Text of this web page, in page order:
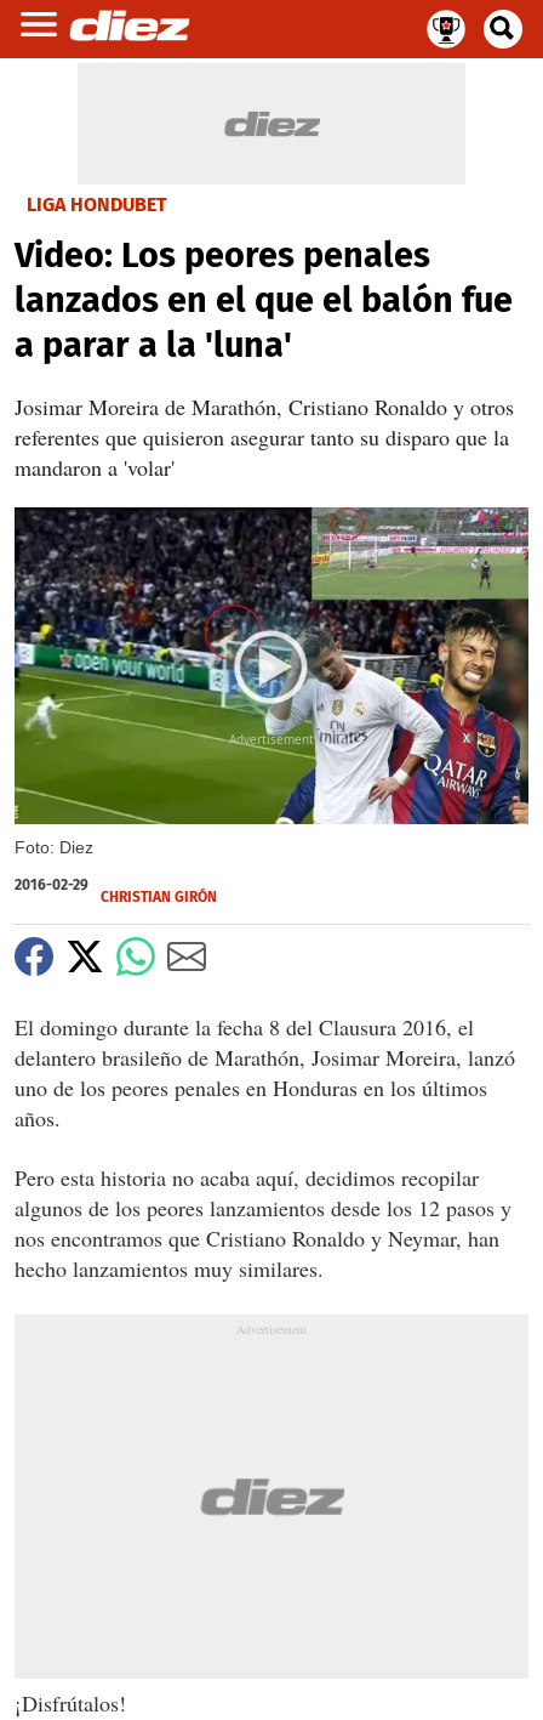
LIGA HONDUBET
Video: Los peores penales
lanzados en el que el balón fue
a parar a la 'luna'
Josimar Moreira de Marathón, Cristiano Ronaldo y otros
referentes que quisieron asegurar tanto su disparo que la
mandaron a 'volar'
Foto: Diez
X
2016-02-29
CHRISTIAN GIRÓN
El domingo durante la fecha 8 del Clausura 2016, el
delantero brasileño de Marathón, Josimar Moreira, lanzó
uno de los peores penales en Honduras en los últimos
años.
Pero esta historia no acaba aquí, decidimos recopilar
algunos de los peores lanzamientos desde los 12 pasos y
nos encontramos que Cristiano Ronaldo y Neymar, han
hecho lanzamientos muy similares.
¡Disfrútalos!